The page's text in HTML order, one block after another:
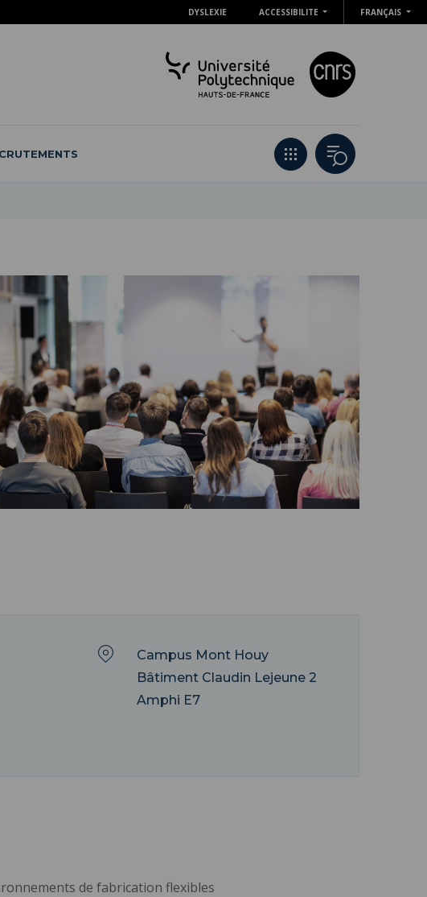
DYSLEXIE ACCESSIBILITE FRANÇAIS
Campus Mont Houy
Bâtiment Claudin Lejeune 2
Amphi E7
de fabrication flexibles